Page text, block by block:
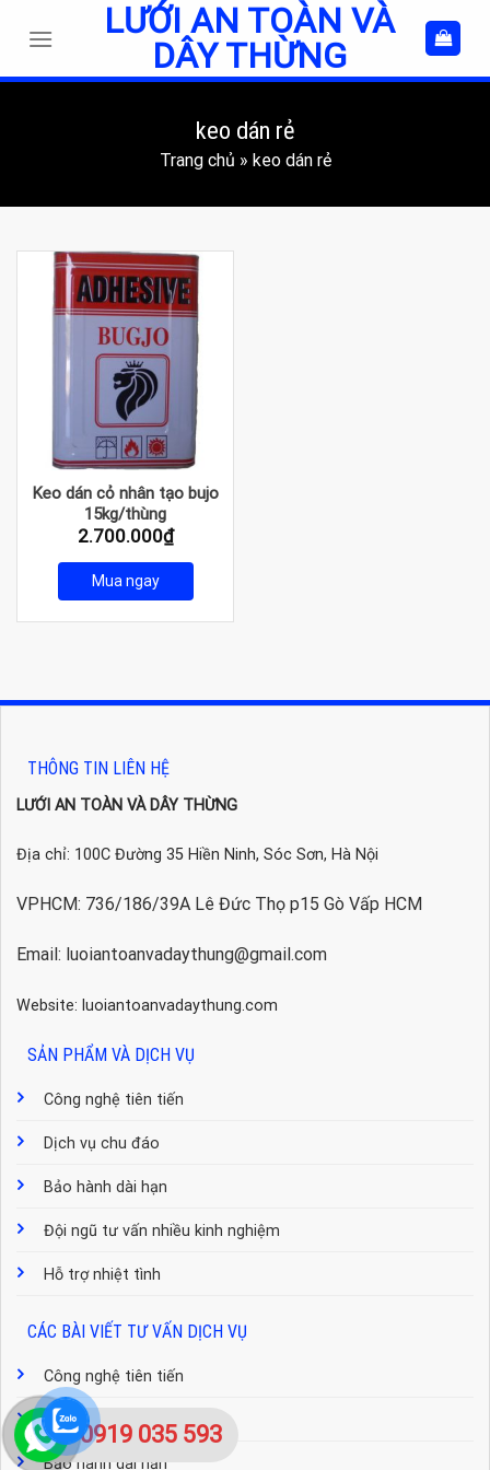
LƯỚI AN TOÀN VÀ
DÂY THỪNG
keo dán rẻ
Trang chủ » keo dán rẻ
Keo dán cỏ nhân tạo bujo
15kg/thùng
2.700.000₫
Mua ngay
THÔNG TIN LIÊN HỆ
LƯỚI AN TOÀN VÀ DÂY THỪNG
Địa chỉ: 100C Đường 35 Hiền Ninh, Sóc Sơn, Hà Nội
VPHCM: 736/186/39A Lê Đức Thọ p15 Gò Vấp HCM
Email: luoiantoanvadaythung@gmail.com
Website: luoiantoanvadaythung.com
SẢN PHẨM VÀ DỊCH VỤ
Công nghệ tiên tiến
Dịch vụ chu đáo
Bảo hành dài hạn
Đội ngũ tư vấn nhiều kinh nghiệm
Hỗ trợ nhiệt tình
CÁC BÀI VIẾT TƯ VẤN DỊCH VỤ
Công nghệ tiên tiến
Dịch vụ chu đáo
Bảo hành dài hạn
0919 035 593